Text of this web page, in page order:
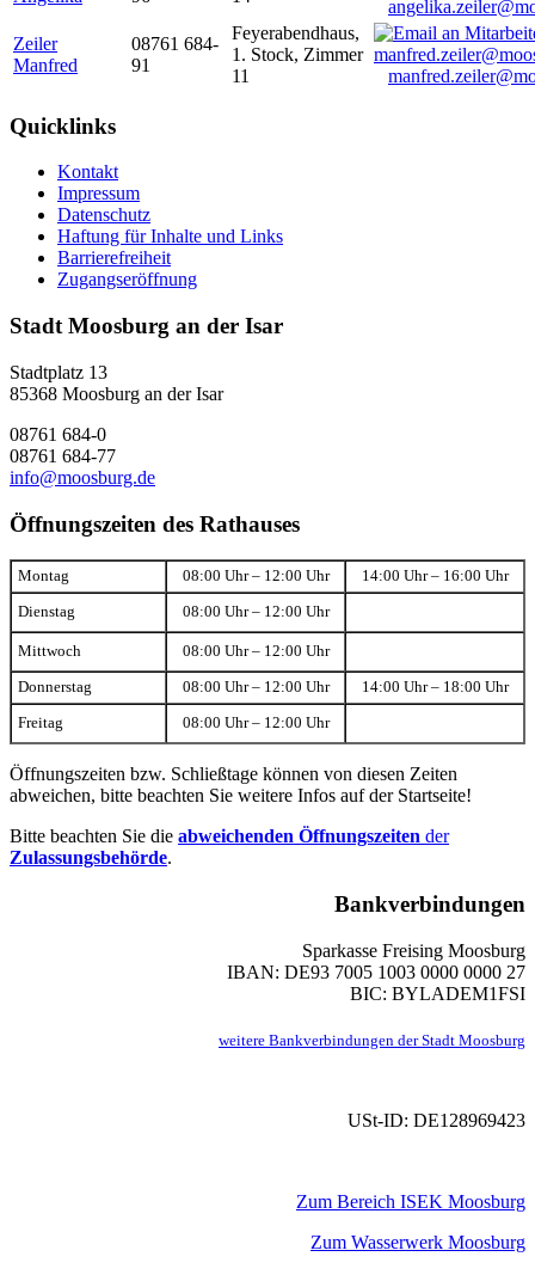
Zeiler
Manfred
08761 684-
91
Feyerabendhaus,
1. Stock, Zimmer
11
Quicklinks
Kontakt
Impressum
Datenschutz
Haftung für Inhalte und Links
Barrierefreiheit
Zugangseröffnung
Stadt Moosburg an der Isar
Stadtplatz 13
85368 Moosburg an der Isar
08761 684-0
08761 684-77
info@moosburg.de
Öffnungszeiten des Rathauses
Montag 08:00 Uhr – 12:00 Uhr 14:00 Uhr – 16:00 Uhr
Dienstag 08:00 Uhr – 12:00 Uhr
Mittwoch 08:00 Uhr – 12:00 Uhr
Donnerstag 08:00 Uhr – 12:00 Uhr 14:00 Uhr – 18:00 Uhr
Freitag 08:00 Uhr – 12:00 Uhr
Öffnungszeiten bzw. Schließtage können von diesen Zeiten
abweichen, bitte beachten Sie weitere Infos auf der Startseite!
Bitte beachten Sie die abweichenden Öffnungszeiten der
Zulassungsbehörde.
Bankverbindungen
Sparkasse Freising Moosburg
IBAN: DE93 7005 1003 0000 0000 27
BIC: BYLADEM1FSI
weitere Bankverbindungen der Stadt Moosburg
USt-ID: DE128969423
Zum Bereich ISEK Moosburg
Zum Wasserwerk Moosburg